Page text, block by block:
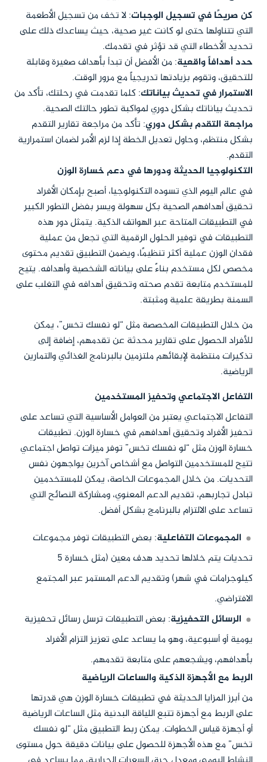
كن صريحًا في تسجيل الوجبات: لا تخف من تسجيل الأطعمة
التي تتناولها حتى لو كانت غير صحية، حيث يساعدك ذلك على
تحديد الأخطاء التي قد تؤثر في تقدمك.
حدد أهدافاً واقعية: من الأفضل أن تبدأ بأهداف صغيرة وقابلة
للتحقيق، وتقوم بزيادتها تدريجياً مع مرور الوقت.
الاستمرار في تحديث بياناتك: كلما تقدمت في رحلتك، تأكد من
تحديث بياناتك بشكل دوري لمواكبة تطور حالتك الصحية.
مراجعة التقدم بشكل دوري: تأكد من مراجعة تقارير التقدم
بشكل منتظم، وحاول تعديل الخطة إذا لزم الأمر لضمان استمرارية
التقدم.
التكنولوجيا الحديثة ودورها في دعم خسارة الوزن
في عالم اليوم الذي تسوده التكنولوجيا، أصبح بإمكان الأفراد
تحقيق أهدافهم الصحية بكل سهولة ويسر بفضل التطور الكبير
في التطبيقات المتاحة عبر الهواتف الذكية. يتمثل دور هذه
التطبيقات في توفير الحلول الرقمية التي تجعل من عملية
فقدان الوزن عملية أكثر تنظيمًا، ويضمن التطبيق تقديم محتوى
مخصص لكل مستخدم بناءً على بياناته الشخصية وأهدافه. يتيح
للمستخدم متابعة تقدم صحته وتحقيق أهدافه في التغلب على
السمنة بطريقة علمية ومثبتة.
من خلال التطبيقات المخصصة مثل “لو نفسك تخس”، يمكن
للأفراد الحصول على تقارير محدثة عن تقدمهم، إضافة إلى
تذكيرات منتظمة لإبقائهم ملتزمين بالبرنامج الغذائي والتمارين
الرياضية.
التفاعل الاجتماعي وتحفيز المستخدمين
التفاعل الاجتماعي يعتبر من العوامل الأساسية التي تساعد على
تحفيز الأفراد وتحقيق أهدافهم في خسارة الوزن. تطبيقات
خسارة الوزن مثل “لو نفسك تخس” توفر ميزات تواصل اجتماعي
تتيح للمستخدمين التواصل مع أشخاص آخرين يواجهون نفس
التحديات. من خلال المجموعات الخاصة، يمكن للمستخدمين
تبادل تجاربهم، تقديم الدعم المعنوي، ومشاركة النصائح التي
تساعد على الالتزام بالبرنامج بشكل أفضل.
المجموعات التفاعلية: بعض التطبيقات توفر مجموعات
تحديات يتم خلالها تحديد هدف معين (مثل خسارة 5
كيلوجرامات في شهر) وتقديم الدعم المستمر عبر المجتمع
الافتراضي.
الرسائل التحفيزية: بعض التطبيقات ترسل رسائل تحفيزية
يومية أو أسبوعية، وهو ما يساعد على تعزيز التزام الأفراد
بأهدافهم، ويشجعهم على متابعة تقدمهم.
الربط مع الأجهزة الذكية والساعات الرياضية
من أبرز المزايا الحديثة في تطبيقات خسارة الوزن هي قدرتها
على الربط مع أجهزة تتبع اللياقة البدنية مثل الساعات الرياضية
أو أجهزة قياس الخطوات. يمكن ربط التطبيق مثل “لو نفسك
تخس” مع هذه الأجهزة للحصول على بيانات دقيقة حول مستوى